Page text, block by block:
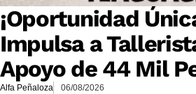
¡Oportunidad
Impulsa a
Apoyo de 44 Mil
Alfa Peñaloza 06/08/2026